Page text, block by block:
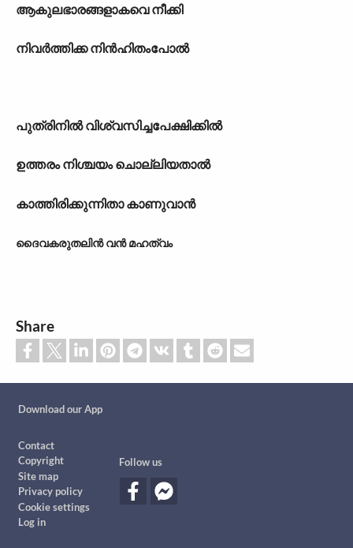
ആകുലഭാരങ്ങളാകവെ നീക്കി
നിവർത്തിക്ക നിൻഹിതംപോൽ
പുത്രിനിൽ വിശ്വസിച്ചപേക്ഷിക്കിൽ
ഉത്തരം നിശ്ചയം ചൊല്ലിയതാൽ
കാത്തിരിക്കുന്നിതാ കാണുവാൻ
ദൈവകരുതലിൻ വൻ മഹത്വം
Share
Download our App
Contact
Copyright
Site map
Privacy policy
Cookie settings
Log in
Follow us